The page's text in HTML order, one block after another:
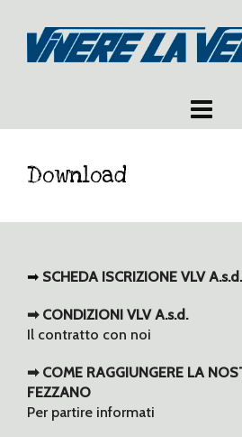
Download
➡ SCHEDA ISCRIZIONE VLV A.s.d.
➡ CONDIZIONI VLV A.s.d.
Il contratto con noi
➡ COME RAGGIUNGERE LA
FEZZANO
Per partire informati